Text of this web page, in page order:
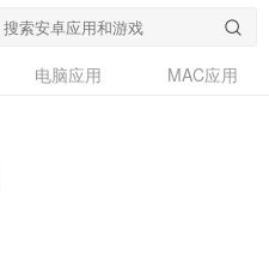
电脑应用
MAC应用